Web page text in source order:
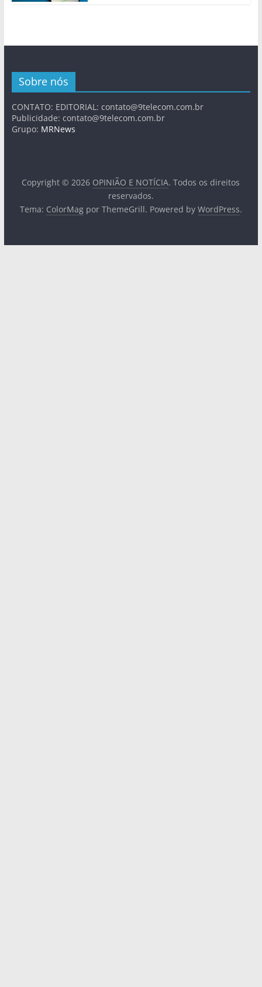
Sobre nós
CONTATO: EDITORIAL: contato@9telecom.com.br
Publicidade: contato@9telecom.com.br
Grupo: MRNews
Copyright © 2026 OPINIÃO E NOTÍCIA. Todos os direitos
reservados.
Tema: ColorMagpor ThemeGrill. Powered by WordPress.